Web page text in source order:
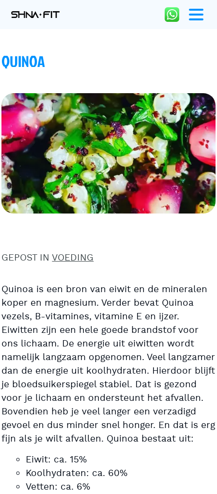
QUINOA
GEPOST INVOEDING
Quinoa is een bron van eiwit en de mineralen
koper en magnesium. Verder bevat Quinoa
vezels, B-vitamines, vitamine E en ijzer.
Eiwitten zijn een hele goede brandstof voor
ons lichaam. De energie uit eiwitten wordt
namelijk langzaam opgenomen. Veel langzamer
dan de energie uit koolhydraten. Hierdoor blijft
je bloedsuikerspiegel stabiel. Dat is gezond
voor je lichaam en ondersteunt het afvallen.
Bovendien heb je veel langer een verzadigd
gevoel en dus minder snel honger. En dat is erg
fijn als je wilt afvallen. Quinoa bestaat uit:
Eiwit: ca. 15%
Koolhydraten: ca. 60%
Vetten: ca. 6%